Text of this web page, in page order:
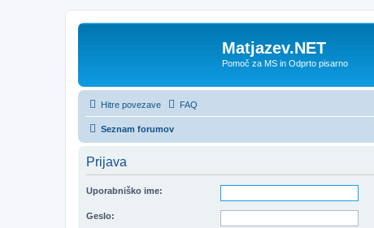
Matjazev.NET
Pomoč za MS in Odprto pisarno
Hitre povezave FAQ
Seznam forumov
Prijava
Uporabniško ime:
Geslo: